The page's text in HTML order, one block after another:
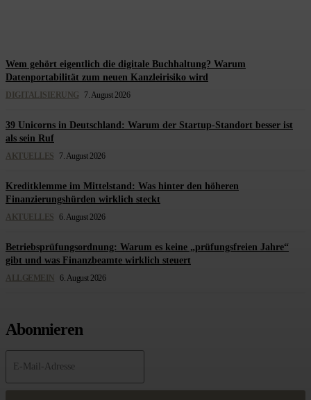
Wem gehört eigentlich die digitale Buchhaltung? Warum
Datenportabilität zum neuen Kanzleirisiko wird
DIGITALISIERUNG 7. August 2026
39 Unicorns in Deutschland: Warum der Startup-Standort besser ist
als sein Ruf
AKTUELLES 7. August 2026
Kreditklemme im Mittelstand: Was hinter den höheren
Finanzierungshürden wirklich steckt
AKTUELLES 6. August 2026
Betriebsprüfungsordnung: Warum es keine „prüfungsfreien Jahre“
gibt und was Finanzbeamte wirklich steuert
ALLGEMEIN 6. August 2026
Abonnieren